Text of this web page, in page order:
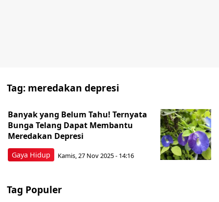
Tag: meredakan depresi
Gaya Hidup
Banyak yang Belum Tahu! Ternyata
Bunga Telang Dapat Membantu
Meredakan Depresi
Kamis, 27 Nov 2025 - 14:16
Tag Populer